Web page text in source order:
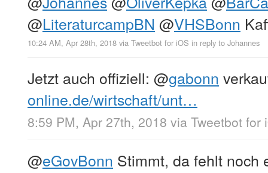
@LiteraturcampBN @VHSBonn
10:24 AM, Apr 28th, 2018 via Tweetbot for iΟS in reply to Johannes
Jetzt auch offiziell: @gabonn
online.de/wirtschaft/unt…
8:59 PM, Apr 27th, 2018 via Tweetbot for
@eGovBonn Stimmt, da fehlt noch